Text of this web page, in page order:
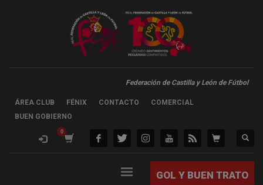
Federación de Castilla y León de Fútbol
ÁREA CLUB FÉNIX CONTACTO
COMERCIAL
BUEN GOBIERNO
GOL Y BUEN TRATO